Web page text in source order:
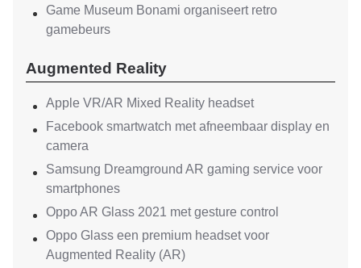
Game Museum Bonami organiseert retro
gamebeurs
Augmented Reality
Apple VR/AR Mixed Reality headset
Facebook smartwatch met afneembaar display en
camera
Samsung Dreamground AR gaming service voor
smartphones
Oppo AR Glass 2021 met gesture control
Oppo Glass een premium headset voor
Augmented Reality (AR)